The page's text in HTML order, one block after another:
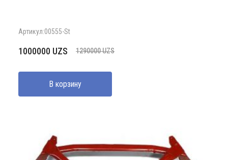
Артикул:00555-St
1290000UZS
Первоначальная
составляла
1290000 UZS.
1000000 UZS
Текущая
1000000 UZS.
В корзину